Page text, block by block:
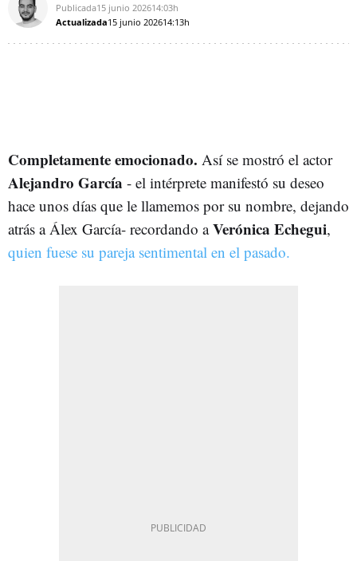
Publicada15 junio 202614:03h
Actualizada15 junio 202614:13h
Completamente emocionado. Así se mostró el actor
Alejandro García - el intérprete manifestó su deseo
hace unos días que le llamemos por su nombre, dejando
atrás a Álex García- recordando aVerónica Echegui,
quien fuese su pareja sentimental en el pasado.